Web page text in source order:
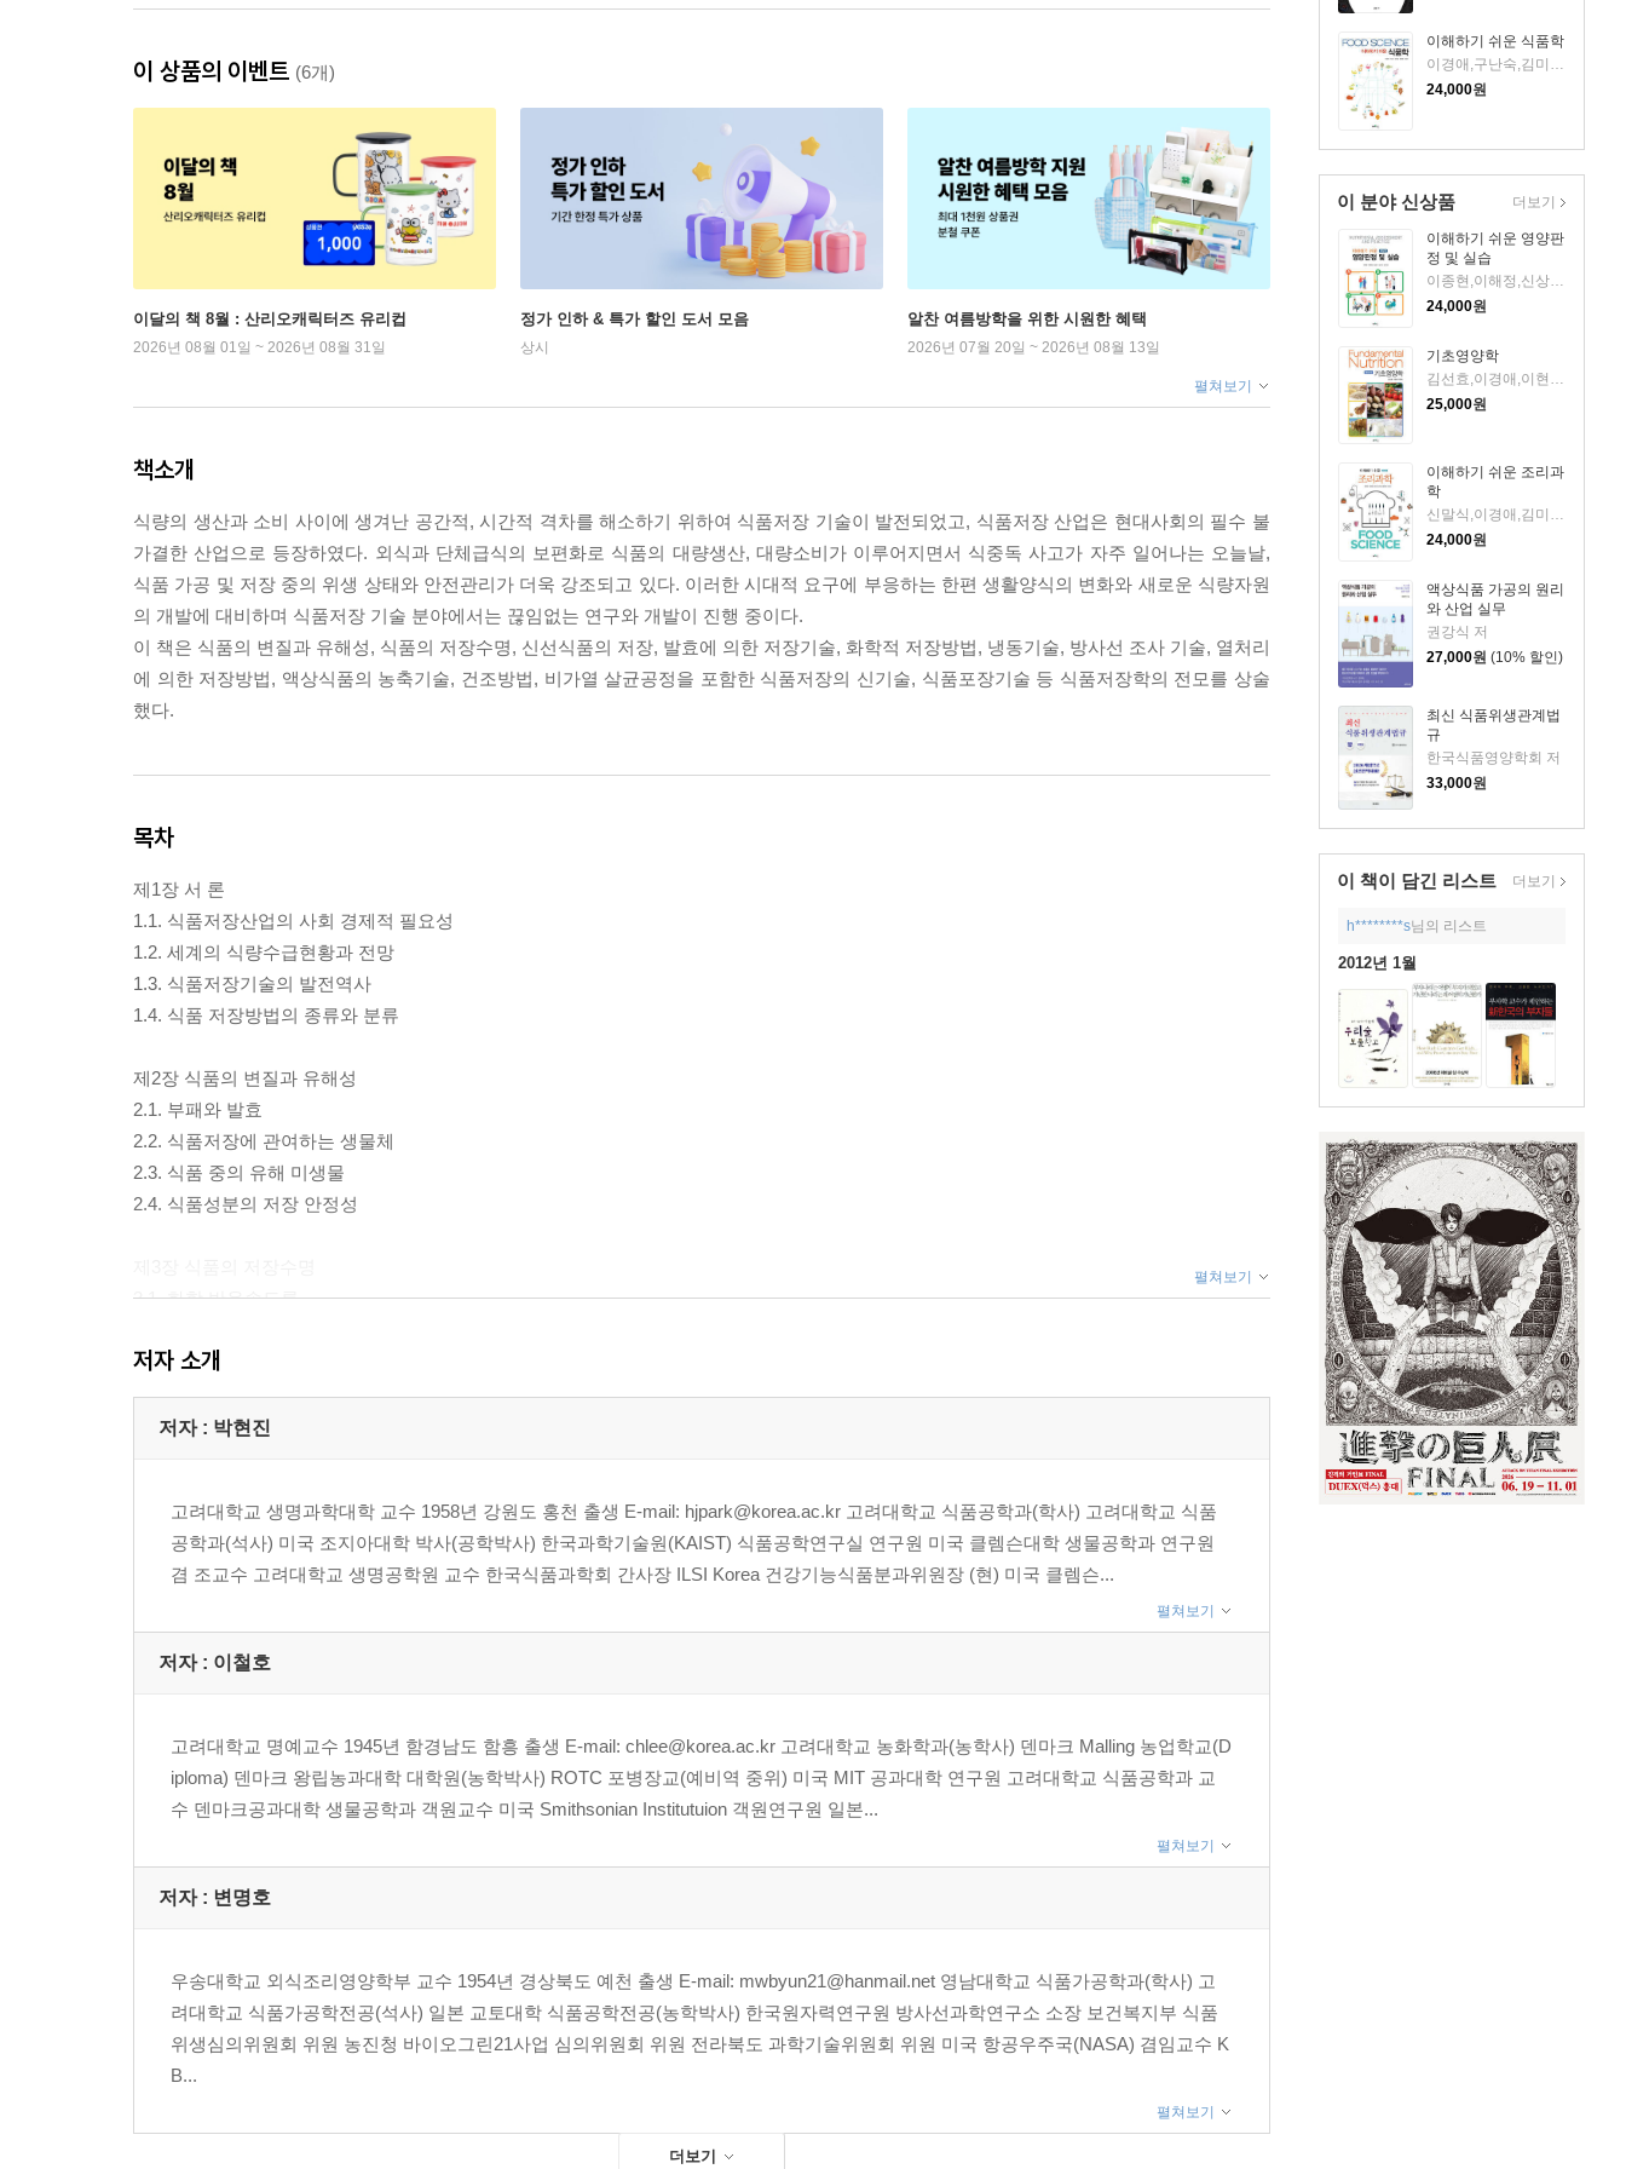
이해하기 쉬운 식품학
24,000원
이 분야 신상품
이해하기 쉬운 영양판
정 및 실습
이종현,이해정,신상아,송수진,전수경 공저
24,000원
기초영양학
김선효,이경애,이현숙 공저
25,000원
이해하기 쉬운 조리과
학
신말식,이경애,김미정,김재숙,황자영,이선미 공저
24,000원
액상식품 가공의 원리
와 산업 실무
권강식 저
27,000원 (10% 할인)
최신 식품위생관계법
규
한국식품영양학회 저
33,000원
더보기
이 책이 담긴 리스트 더보기
h********s님의 리스트
2012년 1월
이 상품의 이벤트 (6개)
이달의 책 8월 : 산리오캐릭터즈 유리컵
2026년 08월 01일 ~ 2026년 08월 31일
정가 인하 & 특가 할인 도서 모음
상시
알찬 여름방학을 위한 시원한 혜택
2026년 07월 20일 ~ 2026년 08월 13일
펼쳐보기
책소개
식량의 생산과 소비 사이에 생겨난 공간적, 시간적 격차를 해소하기 위하여 식품저장 기술이 발전되었고, 식품저장 산업은 현대사회의 필수 불
가결한 산업으로 등장하였다. 외식과 단체급식의 보편화로 식품의 대량생산, 대량소비가 이루어지면서 식중독 사고가 자주 일어나는 오늘날,
식품 가공 및 저장 중의 위생 상태와 안전관리가 더욱 강조되고 있다. 이러한 시대적 요구에 부응하는 한편 생활양식의 변화와 새로운 식량자원
의 개발에 대비하며 식품저장 기술 분야에서는 끊임없는 연구와 개발이 진행 중이다.
이 책은 식품의 변질과 유해성, 식품의 저장수명, 신선식품의 저장, 발효에 의한 저장기술, 화학적 저장방법, 냉동기술, 방사선 조사 기술, 열처리
에 의한 저장방법, 액상식품의 농축기술, 건조방법, 비가열 살균공정을 포함한 식품저장의 신기술, 식품포장기술 등 식품저장학의 전모를 상술
했다.
목차
제1장 서 론
1.1. 식품저장산업의 사회 경제적 필요성
1.2. 세계의 식량수급현황과 전망
1.3. 식품저장기술의 발전역사
1.4. 식품 저장방법의 종류와 분류
제2장 식품의 변질과 유해성
2.1. 부패와 발효
2.2. 식품저장에 관여하는 생물체
2.3. 식품 중의 유해 미생물
2.4. 식품성분의 저장 안정성
3.1. 화학 반응속도론
3.3. 저장수명의 계산
3.4. 가속화 저장실험에 의한 유통기한 설정
4.2. 곡류의 저장
4.3. 쌀의 수확후 관리기술
4.4. 동물성 식품의 저장
5.1. 세계의 발효식품
5.2. 김치발효
5.3. 젓갈과 식해
제6장 화학적 저장방법
6.3. 항산화제
6.4. 살균제
제7장 식품의 냉동저장 기술
펼쳐보기
저자 소개
저자 : 박현진
고려대학교 생명과학대학 교수 1958년 강원도 홍천 출생 E-mail: hjpark@korea.ac.kr 고려대학교 식품공학과(학사) 고려대학교 식품
공학과(석사) 미국 조지아대학 박사(공학박사) 한국과학기술원(KAIST) 식품공학연구실 연구원 미국 클렘슨대학 생물공학과 연구원
겸 조교수 고려대학교 생명공학원 교수 한국식품과학회 간사장 ILSI Korea 건강기능식품분과위원장 (현) 미국 클렘슨...
펼쳐보기
저자 : 이철호
고려대학교 명예교수 1945년 함경남도 함흥 출생 E-mail: chlee@korea.ac.kr 고려대학교 농화학과(농학사) 덴마크 Malling 농업학교(D
iploma) 덴마크 왕립농과대학 대학원(농학박사) ROTC 포병장교(예비역 중위) 미국 MIT 공과대학 연구원 고려대학교 식품공학과 교
수 덴마크공과대학 생물공학과 객원교수 미국 Smithsonian Institutuion 객원연구원 일본...
펼쳐보기
저자 : 변명호
우송대학교 외식조리영양학부 교수 1954년 경상북도 예천 출생 E-mail: mwbyun21@hanmail.net 영남대학교 식품가공학과(학사) 고
려대학교 식품가공학전공(석사) 일본 교토대학 식품공학전공(농학박사) 한국원자력연구원 방사선과학연구소 소장 보건복지부 식품
위생심의위원회 위원 농진청 바이오그린21사업 심의위원회 위원 전라북도 과학기술위원회 위원 미국 항공우주국(NASA) 겸임교수 K
B...
펼쳐보기
더보기